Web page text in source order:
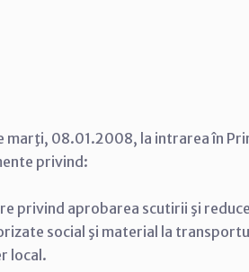
marţi, 08.01.2008, la intrarea în
privind:
privind aprobarea scutirii şi
social şi material la
local.